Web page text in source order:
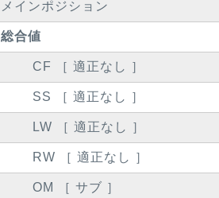
メインポジション
総合値
CF ［ 適正なし ］
SS ［ 適正なし ］
LW ［ 適正なし ］
RW ［ 適正なし ］
OM ［ サブ ］